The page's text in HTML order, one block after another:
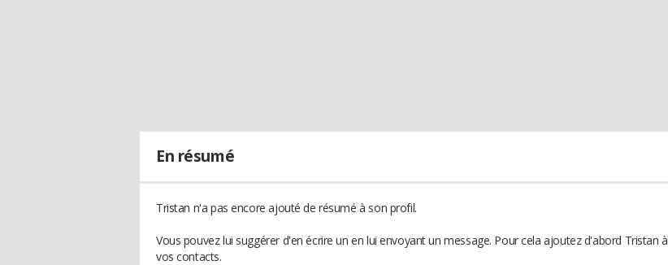
En résumé
Tristan n'a pas encore ajouté de résumé à son profil.
Vous pouvez lui suggérer d'en écrire un en lui envoyant un message. Pour cela ajoutez d'abord Tristan à
vos contacts.